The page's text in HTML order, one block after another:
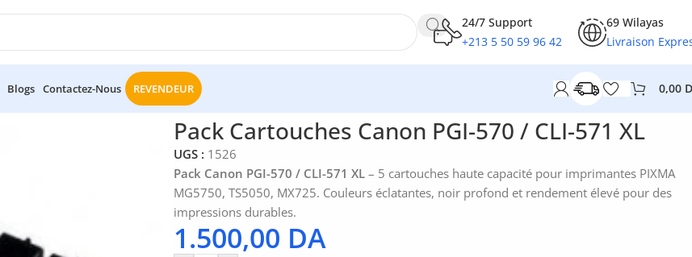
24/7 Support
+213 5 50 59 96 42
69 Wilayas
Livraison
Blogs Contactez-Nous REVENDEUR 0,00
Pack Cartouches Canon PGI-570 / CLI-571 XL
UGS : 1526
Pack Canon PGI-570 / CLI-571 XL – 5 cartouches haute capacité pour imprimantes PIXMA
MG5750, TS5050, MX725. Couleurs éclatantes, noir profond et rendement élevé pour des
impressions durables.
1.500,00 DA